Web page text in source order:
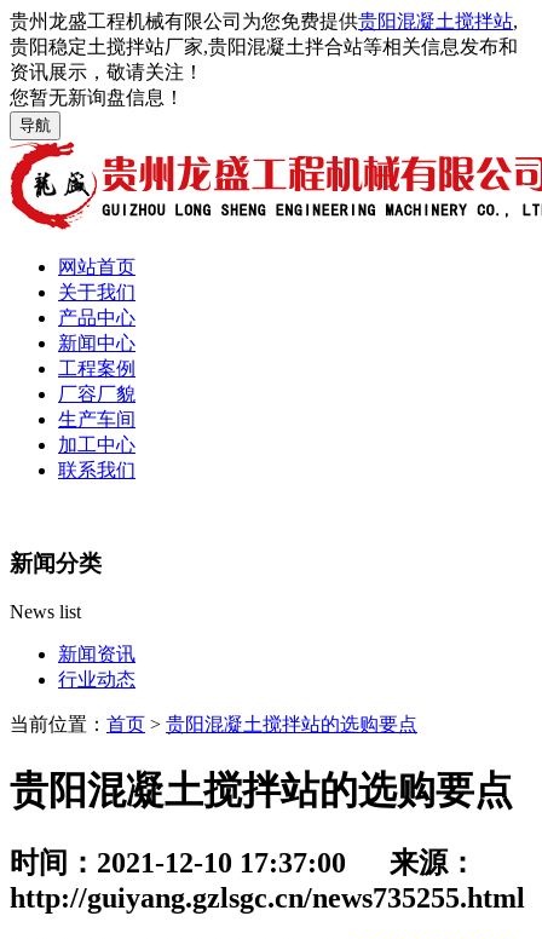
贵州龙盛工程机械有限公司为您免费提供贵阳混凝土搅拌站,
贵阳稳定土搅拌站厂家,贵阳混凝土拌合站等相关信息发布和
资讯展示，敬请关注！
您暂无新询盘信息！
导航
网站首页
关于我们
产品中心
新闻中心
工程案例
厂容厂貌
生产车间
加工中心
联系我们
新闻分类
News list
新闻资讯
行业动态
当前位置： 首页 > 贵阳混凝土搅拌站的选购要点
贵阳混凝土搅拌站的选购要点
时间：2021-12-10 17:37:00 来源：
http://guiyang.gzlsgc.cn/news735255.html